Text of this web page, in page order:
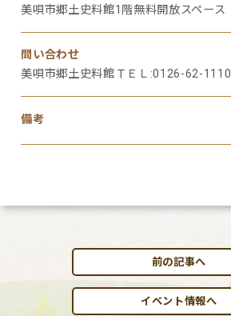
美唄市郷土史料館1階無料開放スペース
問い合わせ
美唄市郷土史料館ＴＥＬ:0126-62-1110
備考
前の記事へ
イベント情報へ